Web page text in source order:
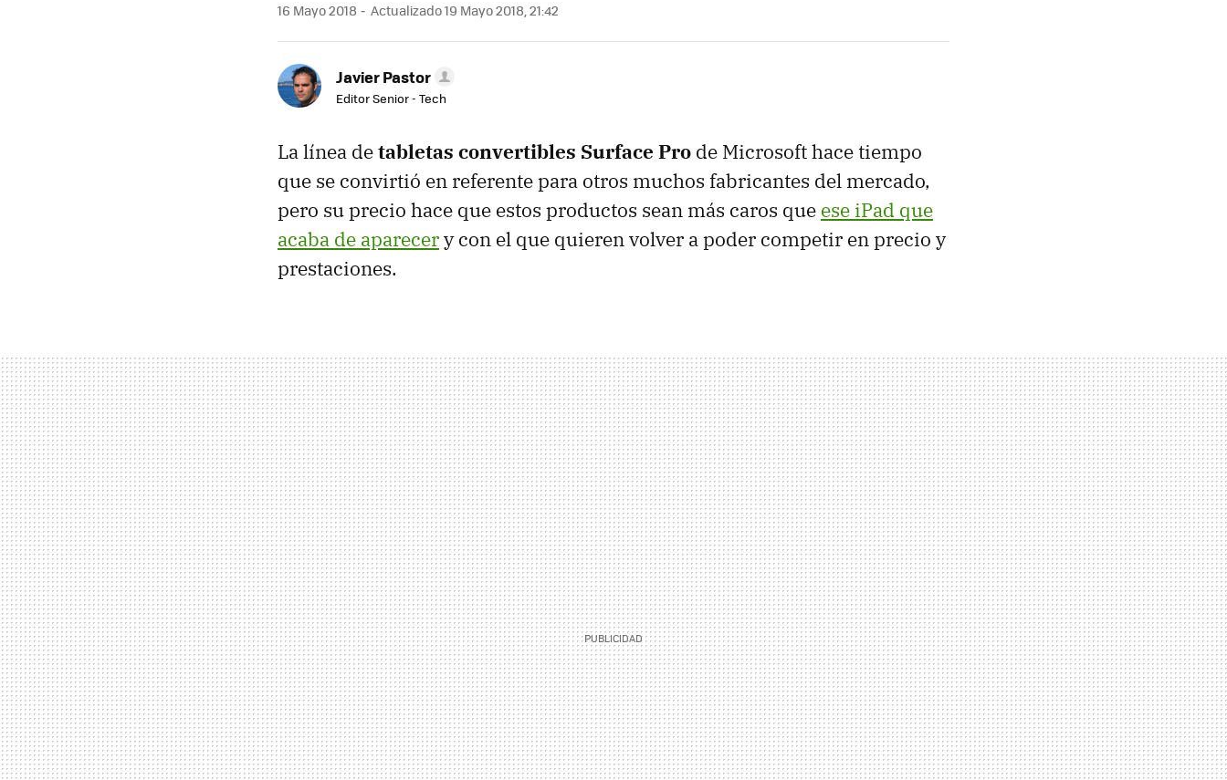
16 Mayo 2018 Actualizado 19 Mayo 2018, 21:42
Javier Pastor
Editor Senior - Tech
La línea detabletas convertibles Surface Pro de Microsoft hace tiempo
que se convirtió en referente para otros muchos fabricantes del mercado,
pero su precio hace que estos productos sean más caros que ese iPad que
acaba de aparecery con el que quieren volver a poder competir en precio y
prestaciones.